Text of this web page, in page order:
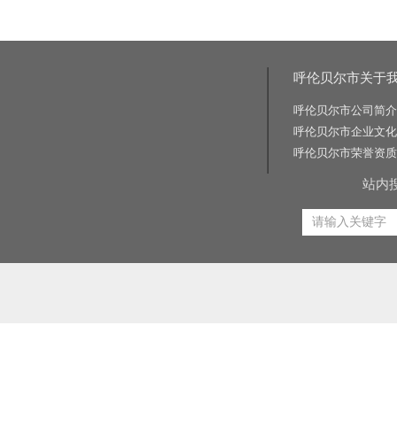
呼伦贝尔市关于
呼伦贝尔市公司简介
呼伦贝尔市企业文化
呼伦贝尔市荣誉资质
站内